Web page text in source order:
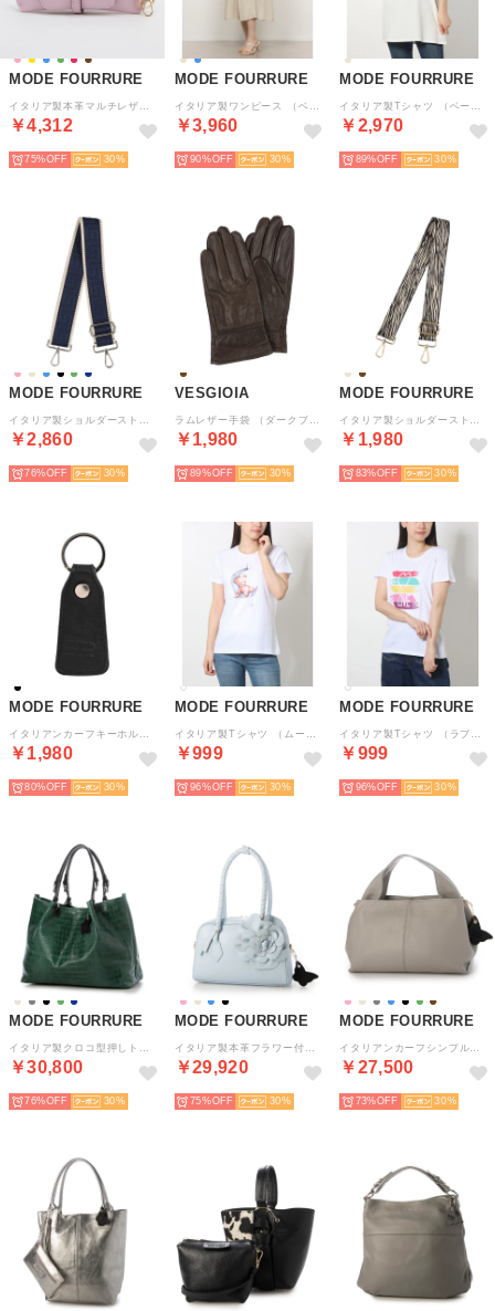
MODE FOURRURE
￥4,312
75% 30
MODE FOURRURE
￥3,960
90% 30
MODE FOURRURE
￥2,970
89% 30
MODE FOURRURE
￥2,860
76% 30
VESGIOIA
￥1,980
89% 30
MODE FOURRURE
￥1,980
83% 30
MODE FOURRURE
￥1,980
80% 30
MODE FOURRURE
￥999
96% 30
MODE FOURRURE
￥999
96% 30
MODE FOURRURE
￥30,800
76% 30
MODE FOURRURE
￥29,920
75% 30
MODE FOURRURE
￥27,500
73% 30